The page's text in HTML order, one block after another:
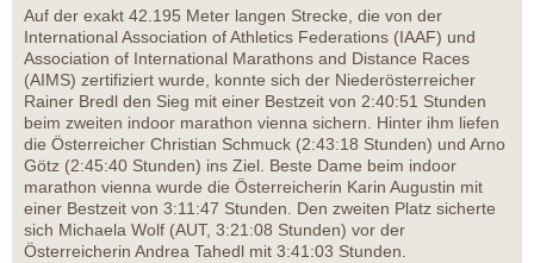
Auf der exakt 42.195 Meter langen Strecke, die von der
International Association of Athletics Federations (IAAF) und
Association of International Marathons and Distance Races
(AIMS) zertifiziert wurde, konnte sich der Niederösterreicher
Rainer Bredl den Sieg mit einer Bestzeit von 2:40:51 Stunden
beim zweiten indoor marathon vienna sichern. Hinter ihm liefen
die Österreicher Christian Schmuck (2:43:18 Stunden) und Arno
Götz (2:45:40 Stunden) ins Ziel. Beste Dame beim indoor
marathon vienna wurde die Österreicherin Karin Augustin mit
einer Bestzeit von 3:11:47 Stunden. Den zweiten Platz sicherte
sich Michaela Wolf (AUT, 3:21:08 Stunden) vor der
Österreicherin Andrea Tahedl mit 3:41:03 Stunden.